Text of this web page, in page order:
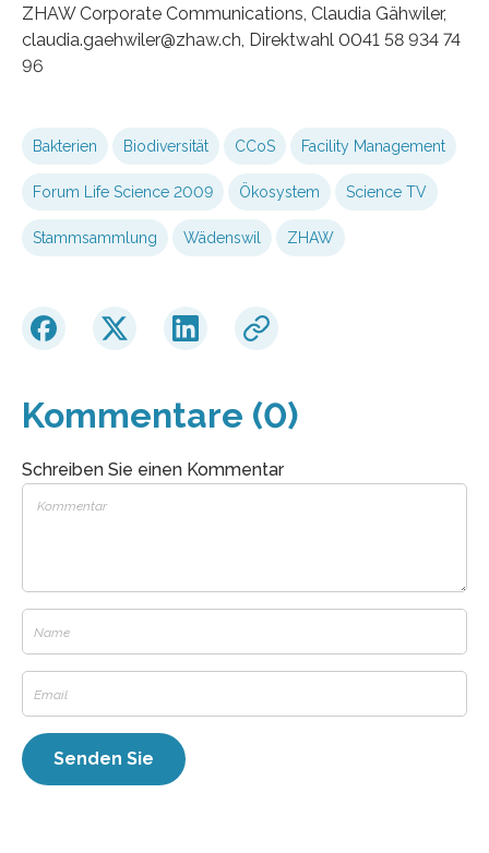
ZHAW Corporate Communications, Claudia Gähwiler,
claudia.gaehwiler@zhaw.ch, Direktwahl 0041 58 934 74
96
Bakterien Biodiversität CCoS Facility Management
Forum Life Science 2009 Ökosystem Science TV
Stammsammlung Wädenswil ZHAW
Kommentare (0)
Schreiben Sie einen Kommentar